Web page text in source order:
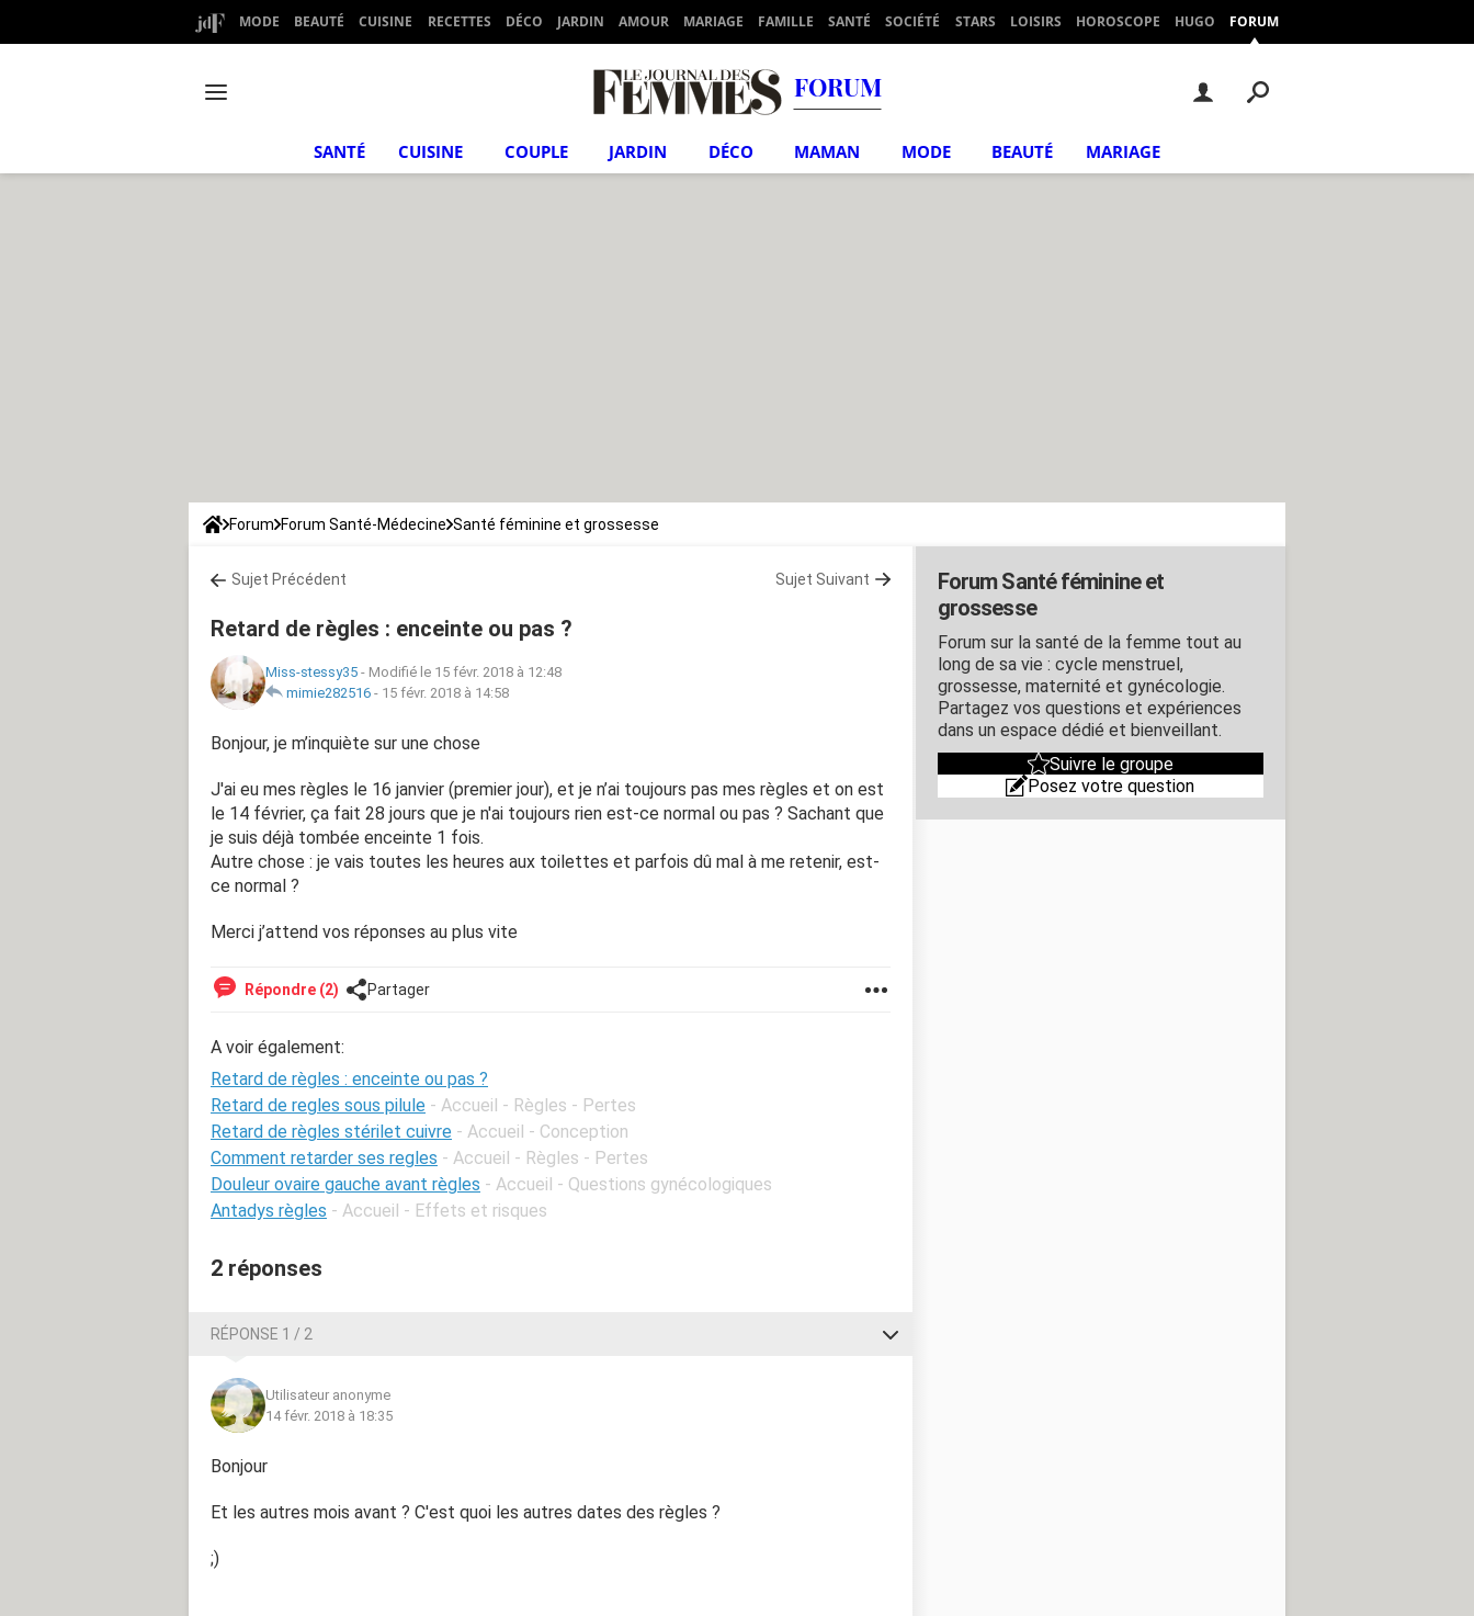
MODE BEAUTÉ CUISINE RECETTES DÉCO JARDIN AMOUR MARIAGE FAMILLE SANTÉ SOCIÉTÉ STARS LOISIRS HOROSCOPE HUGO FORUM
FORUM
SANTÉ CUISINE COUPLE JARDIN DÉCO MAMAN MODE BEAUTÉ MARIAGE
Forum Forum Santé-Médecine Santé féminine et grossesse
Sujet Précédent Sujet Suivant
Retard de règles : enceinte ou pas ?
Miss-stessy35 - Modifié le 15 févr. 2018 à 12:48
mimie282516 - 15 févr. 2018 à 14:58
Bonjour, je m’inquiète sur une chose
J'ai eu mes règles le 16 janvier (premier jour), et je n’ai toujours pas mes règles et on est
le 14 février, ça fait 28 jours que je n'ai toujours rien est-ce normal ou pas ? Sachant que
je suis déjà tombée enceinte 1 fois.
Autre chose : je vais toutes les heures aux toilettes et parfois dû mal à me retenir, est-
ce normal ?
Merci j’attend vos réponses au plus vite
Répondre (2) Partager
A voir également:
Retard de règles : enceinte ou pas ?
Retard de regles sous pilule - Accueil - Règles - Pertes
Retard de règles stérilet cuivre - Accueil - Conception
Comment retarder ses regles - Accueil - Règles - Pertes
Douleur ovaire gauche avant règles - Accueil - Questions gynécologiques
Antadys règles - Accueil - Effets et risques
2 réponses
RÉPONSE 1 / 2
Utilisateur anonyme
14 févr. 2018 à 18:35
Bonjour
Et les autres mois avant ? C'est quoi les autres dates des règles ?
;)
Forum Santé féminine et
grossesse
Forum sur la santé de la femme tout au
long de sa vie : cycle menstruel,
grossesse, maternité et gynécologie.
Partagez vos questions et expériences
dans un espace dédié et bienveillant.
Suivre le groupe
Posez votre question